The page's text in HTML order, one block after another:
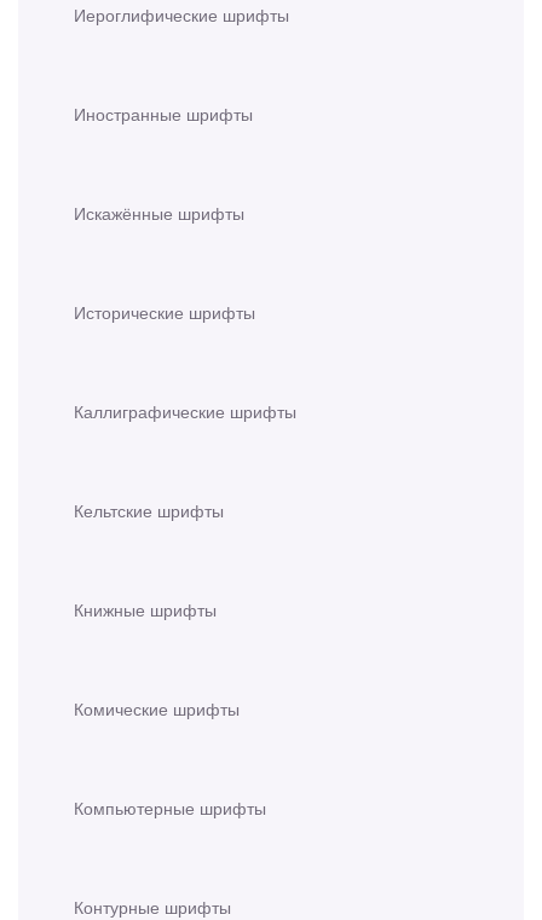
Иероглифические шрифты
Иностранные шрифты
Искажённые шрифты
Исторические шрифты
Каллиграфические шрифты
Кельтские шрифты
Книжные шрифты
Комические шрифты
Компьютерные шрифты
Контурные шрифты